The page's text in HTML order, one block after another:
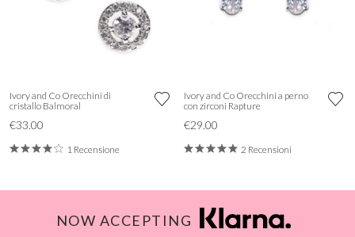
Ivory and Co Orecchini di
cristallo Balmoral
€33.00
1 Recensione
Ivory and Co Orecchini a perno
con zirconi Rapture
€29.00
2 Recensioni
NOW ACCEPTING